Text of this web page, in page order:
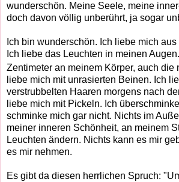
wunderschön. Meine Seele, meine
doch davon völlig unberührt, ja sogar
Ich bin wunderschön. Ich liebe mich
Ich liebe das Leuchten in meinen
Zentimeter an meinem Körper, auch die
liebe mich mit unrasierten Beinen. Ich
verstrubbelten Haaren morgens nach
liebe mich mit Pickeln. Ich
schminke mich gar nicht. Nichts im
meiner inneren Schönheit, an meinem
Leuchten ändern. Nichts kann es mir
es mir nehmen.
Es gibt da diesen herrlichen Spruch: